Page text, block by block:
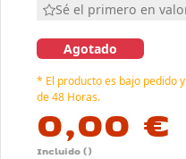
Sé el primero en
Agotado
* El producto es bajo pedido
de 48 Horas.
0,00 €
Incluido ()